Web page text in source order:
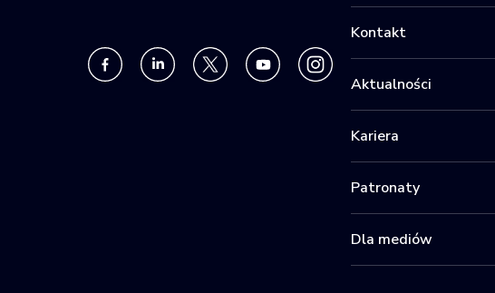
Kontakt
Aktualności
Kariera
Patronaty
Dla mediów